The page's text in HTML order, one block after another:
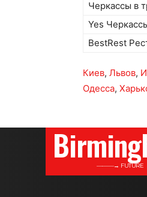
Черкассы в
Yes
BestRest
Киев, Львов,
Одесса,
———→ FUTURE